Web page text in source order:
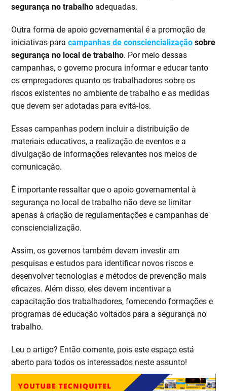
segurança no trabalho adequadas.
Outra forma de apoio governamental é a promoção de
iniciativas paracampanhas de consciencialização sobre
segurança no local de trabalho. Por meio dessas
campanhas, o governo procura informar e educar tanto
os empregadores quanto os trabalhadores sobre os
riscos existentes no ambiente de trabalho e as medidas
que devem ser adotadas para evitá-los.
Essas campanhas podem incluir a distribuição de
materiais educativos, a realização de eventos e a
divulgação de informações relevantes nos meios de
comunicação.
É importante ressaltar que o apoio governamental à
segurança no local de trabalho não deve se limitar
apenas à criação de regulamentações e campanhas de
consciencialização.
Assim, os governos também devem investir em
pesquisas e estudos para identificar novos riscos e
desenvolver tecnologias e métodos de prevenção mais
eficazes. Além disso, eles devem incentivar a
capacitação dos trabalhadores, fornecendo formações e
programas de educação voltados para a segurança no
trabalho.
Leu o artigo? Então comente, pois este espaço está
aberto para todos os interessados neste assunto!